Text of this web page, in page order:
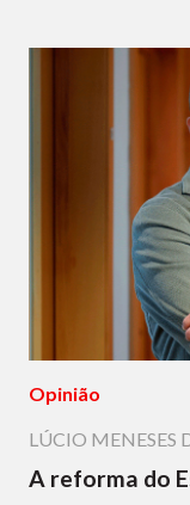
Opinião
LÚCIO MENESES
A reforma do